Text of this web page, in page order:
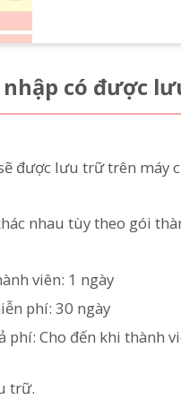
nhập có được
được lưu trữ trên máy
nhau tùy theo gói
viên: 1 ngày
phí: 30 ngày
phí: Cho đến khi thành
trữ.